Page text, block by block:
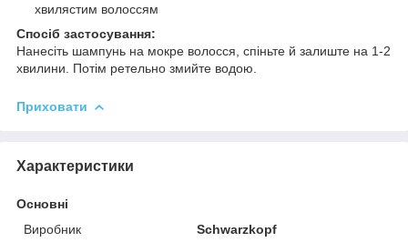
хвилястим волоссям
Спосіб застосування:
Нанесіть шампунь на мокре волосся, спіньте й залиште на 1-2
хвилини. Потім ретельно змийте водою.
Приховати
Характеристики
Основні
Виробник
Schwarzkopf